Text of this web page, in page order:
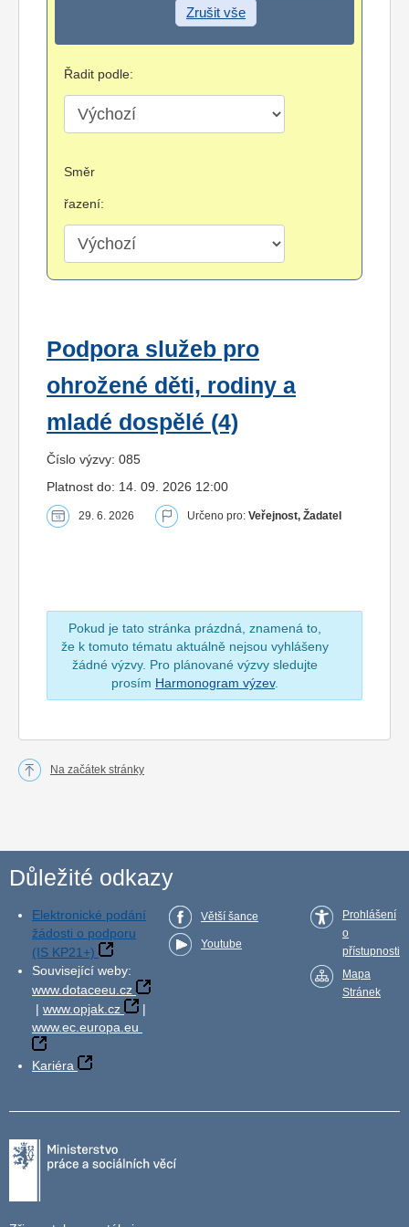
Zrušit vše
Řadit podle:
Směr
řazení:
Podpora služeb pro
ohrožené děti, rodiny a
mladé dospělé (4)
Číslo výzvy: 085
Platnost do: 14. 09. 2026 12:00
29. 6. 2026 Určeno pro: Veřejnost, Žadatel
Pokud je tato stránka prázdná, znamená to,
že k tomuto tématu aktuálně nejsou vyhlášeny
žádné výzvy. Pro plánované výzvy sledujte
prosím Harmonogram výzev.
Na začátek stránky
Důležité odkazy
Elektronické podání
žádosti o podporu
(IS KP21+)
Související weby:
www.dotaceeu.cz
| www.opjak.cz
|
www.ec.europa.eu
Kariéra
Větší šance
Youtube
Prohlášení
o
přístupnosti
Mapa
Stránek